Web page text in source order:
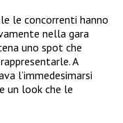
le concorrenti hanno
nella gara
uno spot che
A
l’immedesimarsi
un look che le